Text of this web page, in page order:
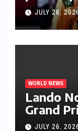
JULY 26,
WORLD NEWS
Lando
Grand
triumph
JULY 26,